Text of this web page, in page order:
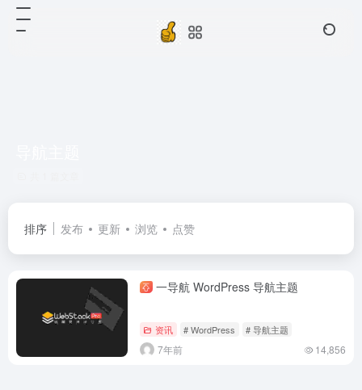
排序 发布 更新 浏览 点赞
一导航 WordPress 导航主题
资讯 # WordPress # 导航主题
7年前 14,856